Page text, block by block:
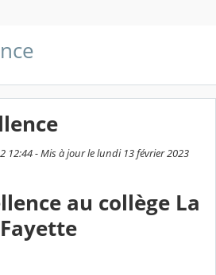
12:44 - Mis à jour le lundi 13 février 2023
au collège La
Fayette